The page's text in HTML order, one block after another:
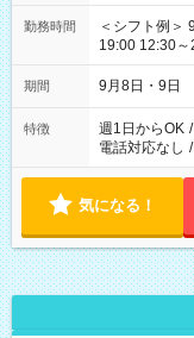
勤務時間
＜シフト例＞
19:00 12:30～22:00 上記の時間から好きな
時間は変更と
期間 9月8日・9日
特徴 週1日からOK /
電話対応なし /
気になる！